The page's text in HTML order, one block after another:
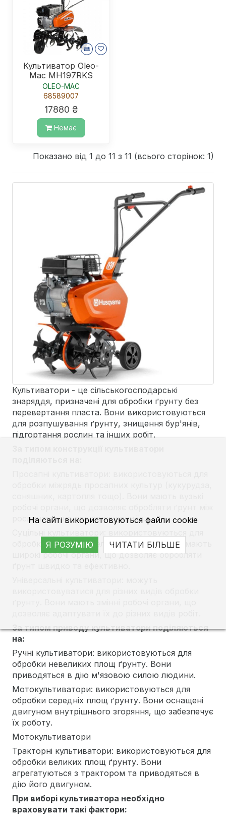
Культиватор Oleo-
Mac MH197RKS
OLEO-MAC
68589007
17880 ₴
Немає
Показано від 1 до 11 з 11 (всього сторінок: 1)
Культиватори - це сільськогосподарські
знаряддя, призначені для обробки ґрунту без
перевертання пласта. Вони використовуються
для розпушування ґрунту, знищення бур'янів,
підгортання рослин та інших робіт.
рослинами, не пошкоджуючи їх.
обробки ґрунту на великих площах. Вони мають
широкі робочі органи, що дозволяє обробляти
За типом приводу культиватори поділяються
на:
Ручні культиватори: використовуються для
обробки невеликих площ ґрунту. Вони
приводяться в дію м'язовою силою людини.
Мотокультиватори: використовуються для
обробки середніх площ ґрунту. Вони оснащені
двигуном внутрішнього згоряння, що забезпечує
їх роботу.
Мотокультиватори
Тракторні культиватори: використовуються для
обробки великих площ ґрунту. Вони
агрегатуються з трактором та приводяться в
дію його двигуном.
При виборі культиватора необхідно
враховувати такі фактори:
На сайті використовуються файли cookie
Я РОЗУМІЮ ЧИТАТИ БІЛЬШЕ